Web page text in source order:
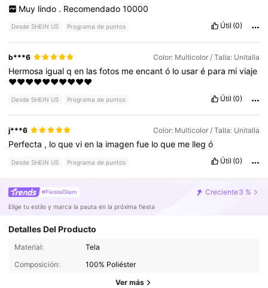
Muy lindo . Recomendado 10000
Desde SHEIN US Programa de puntos Útil (0)
b***6 Color: Multicolor / Talla: Unitalla
Hermosa igualqen lasfotos meencantó lo usaré para miviaje
❤️❤️❤️❤️❤️❤️❤️❤️❤️❤️
Desde SHEIN US Programa de puntos Útil (0)
j***6 Color: Multicolor / Talla: Unitalla
Perfecta , loquevien la imagenfue loque me llegó
Desde SHEIN US Programa de puntos Útil (0)
#FiestaGlam Creciente3 %
Elige tu estilo y marca la pauta en la próxima fiesta
Detalles Del Producto
Material:
Tela
Composición:
100% Poliéster
Ver más